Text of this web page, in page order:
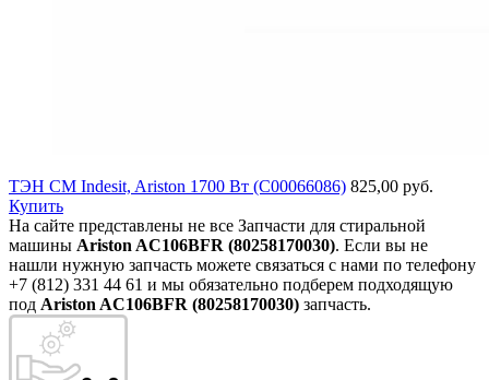
ТЭН СМ Indesit, Ariston 1700 Вт (C00066086) 825,00 руб.
Купить
На сайте представлены не все Запчасти для стиральной
машины Ariston AC106BFR (80258170030). Если вы не
нашли нужную запчасть можете связаться с нами по телефону
+7 (812) 331 44 61 и мы обязательно подберем подходящую
под Ariston AC106BFR (80258170030) запчасть.